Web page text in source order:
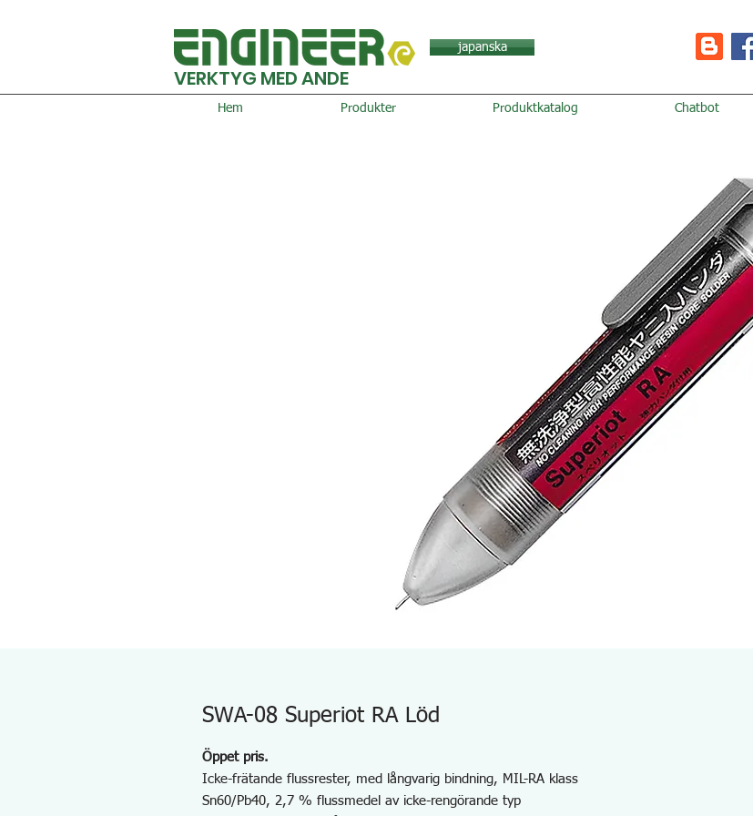
japanska
VERKTYG MED ANDE
Hem Produkter Produktkatalog Chatbot
SWA-08 Superiot RA Löd
Öppet pris.
Icke-frätande flussrester, med långvarig bindning, MIL-RA klass
Sn60/Pb40, 2,7 % flussmedel av icke-rengörande typ